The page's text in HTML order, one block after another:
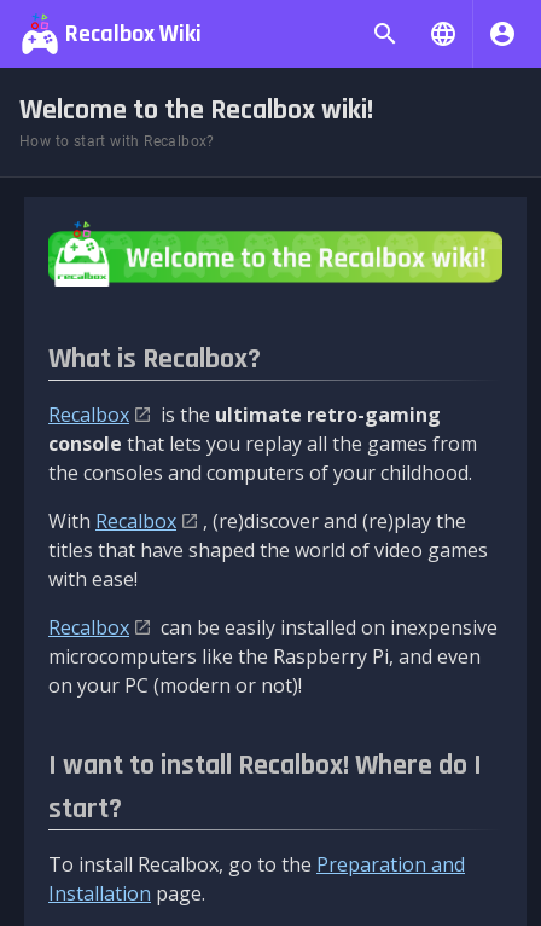
Recalbox Wiki
Welcome to the Recalbox wiki!
How to start with Recalbox?
What is Recalbox?
Recalbox is the ultimate retro-gaming
console that lets you replay all the games from
the consoles and computers of your childhood.
With Recalbox
, (re)discover and (re)play the
titles that have shaped the world of video games
with ease!
Recalbox
can be easily installed on inexpensive
microcomputers like the Raspberry Pi, and even
on your PC (modern or not)!
I want to install Recalbox! Where do I
start?
To install Recalbox, go to the Preparation and
Installation page.